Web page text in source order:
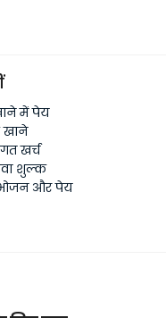
में पेय
खाने
खर्च
शुल्क
और पेय